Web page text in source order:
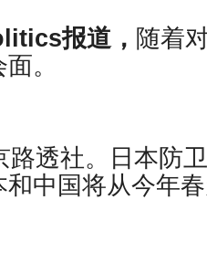
报道， 随着
。
路透社。日本防
中国将从今年